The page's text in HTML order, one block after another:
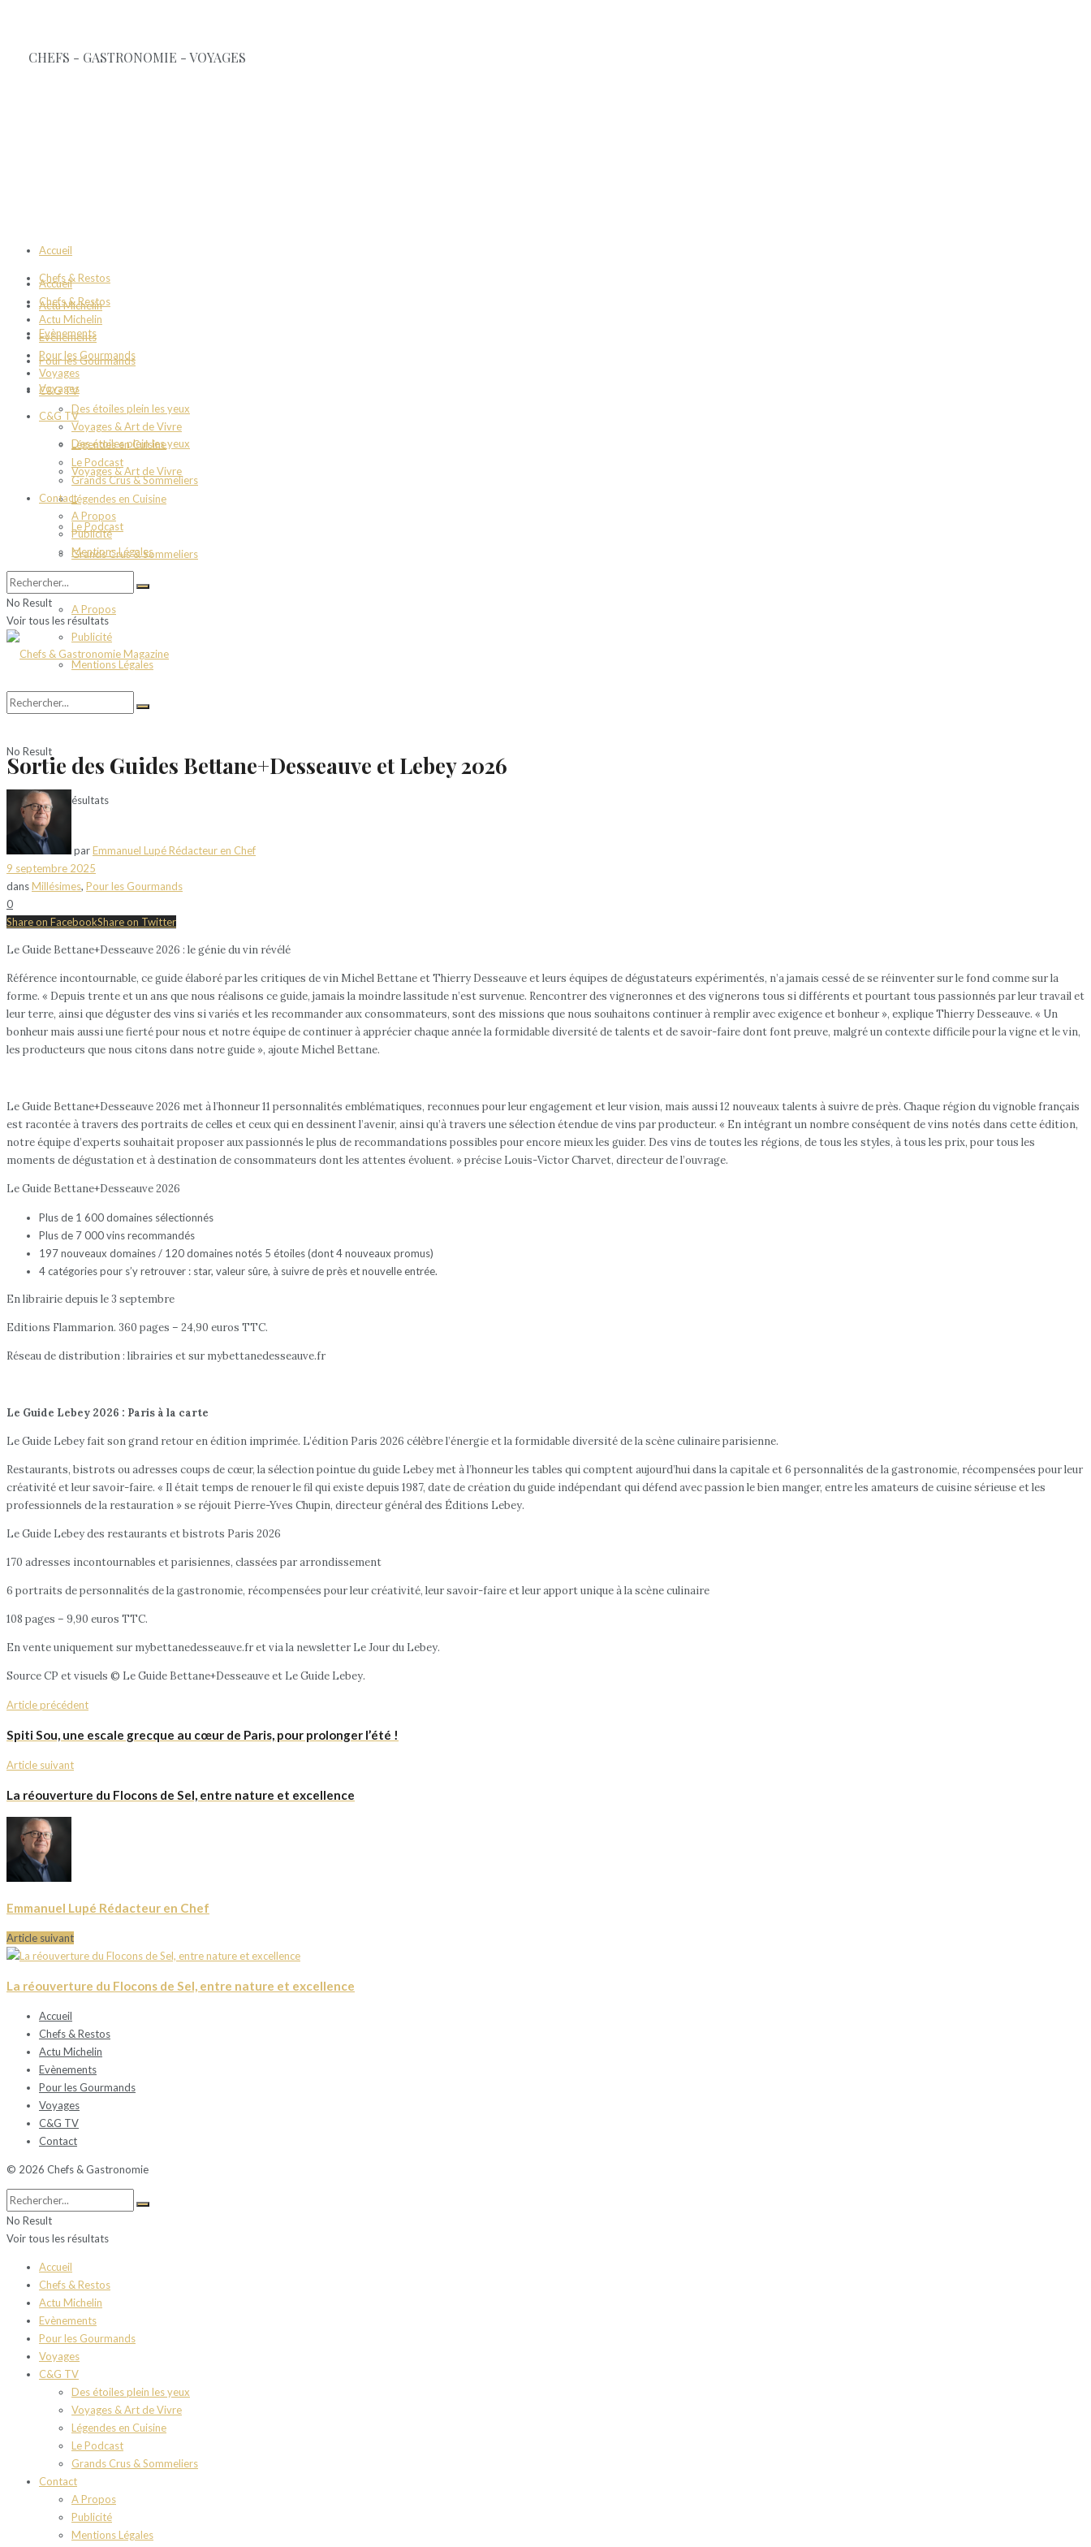
Accueil
Chefs & Restos
Actu Michelin
Evènements
Pour les Gourmands
Voyages
C&G TV
Des étoiles plein les yeux
Voyages & Art de Vivre
Légendes en Cuisine
Le Podcast
Grands Crus & Sommeliers
Contact
A Propos
Publicité
Mentions Légales
Accueil
Chefs & Restos
Actu Michelin
Evènements
Pour les Gourmands
Voyages
C&G TV
Des étoiles plein les yeux
Voyages & Art de Vivre
Légendes en Cuisine
Le Podcast
Grands Crus & Sommeliers
Contact
A Propos
Publicité
Mentions Légales
No Result
Voir tous les résultats
No Result
Voir tous les résultats
Sortie des Guides Bettane+Desseauve et Lebey 2026
parEmmanuel Lupé Rédacteur en Chef
9 septembre 2025
dansMillésimes, Pour les Gourmands
0
Share on FacebookShare on Twitter
Le Guide Bettane+Desseauve 2026 : le génie du vin révélé
Référence incontournable, ce guide élaboré par les critiques de vin Michel Bettane et Thierry Desseauve et leurs équipes de dégustateurs expérimentés, n’a jamais cessé de se réinventer sur le fond comme sur la
forme. « Depuis trente et un ans que nous réalisons ce guide, jamais la moindre lassitude n’est survenue. Rencontrer des vigneronnes et des vignerons tous si différents et pourtant tous passionnés par leur travail et
leur terre, ainsi que déguster des vins si variés et les recommander aux consommateurs, sont des missions que nous souhaitons continuer à remplir avec exigence et bonheur », explique Thierry Desseauve. « Un
bonheur mais aussi une fierté pour nous et notre équipe de continuer à apprécier chaque année la formidable diversité de talents et de savoir-faire dont font preuve, malgré un contexte difficile pour la vigne et le vin,
les producteurs que nous citons dans notre guide », ajoute Michel Bettane.
Le Guide Bettane+Desseauve 2026 met à l’honneur 11 personnalités emblématiques, reconnues pour leur engagement et leur vision, mais aussi 12 nouveaux talents à suivre de près. Chaque région du vignoble français
est racontée à travers des portraits de celles et ceux qui en dessinent l’avenir, ainsi qu’à travers une sélection étendue de vins par producteur. « En intégrant un nombre conséquent de vins notés dans cette édition,
notre équipe d’experts souhaitait proposer aux passionnés le plus de recommandations possibles pour encore mieux les guider. Des vins de toutes les régions, de tous les styles, à tous les prix, pour tous les
moments de dégustation et à destination de consommateurs dont les attentes évoluent. » précise Louis-Victor Charvet, directeur de l’ouvrage.
Le Guide Bettane+Desseauve 2026
Plus de 1 600 domaines sélectionnés
Plus de 7 000 vins recommandés
197 nouveaux domaines / 120 domaines notés 5 étoiles (dont 4 nouveaux promus)
4 catégories pour s’y retrouver : star, valeur sûre, à suivre de près et nouvelle entrée.
En librairie depuis le 3 septembre
Editions Flammarion. 360 pages – 24,90 euros TTC.
Réseau de distribution : librairies et sur mybettanedesseauve.fr
Le Guide Lebey 2026 : Paris à la carte
Le Guide Lebey fait son grand retour en édition imprimée. L’édition Paris 2026 célèbre l’énergie et la formidable diversité de la scène culinaire parisienne.
Restaurants, bistrots ou adresses coups de cœur, la sélection pointue du guide Lebey met à l’honneur les tables qui comptent aujourd’hui dans la capitale et 6 personnalités de la gastronomie, récompensées pour leur
créativité et leur savoir-faire. « Il était temps de renouer le fil qui existe depuis 1987, date de création du guide indépendant qui défend avec passion le bien manger, entre les amateurs de cuisine sérieuse et les
professionnels de la restauration » se réjouit Pierre-Yves Chupin, directeur général des Éditions Lebey.
Le Guide Lebey des restaurants et bistrots Paris 2026
170 adresses incontournables et parisiennes, classées par arrondissement
6 portraits de personnalités de la gastronomie, récompensées pour leur créativité, leur savoir-faire et leur apport unique à la scène culinaire
108 pages – 9,90 euros TTC.
En vente uniquement sur mybettanedesseauve.fr et via la newsletter Le Jour du Lebey.
Source CP et visuels © Le Guide Bettane+Desseauve et Le Guide Lebey.
Article précédent
Spiti Sou, une escale grecque au cœur de Paris, pour prolonger l’été !
Article suivant
La réouverture du Flocons de Sel, entre nature et excellence
Emmanuel Lupé Rédacteur en Chef
Article suivant
La réouverture du Flocons de Sel, entre nature et excellence
Accueil
Chefs & Restos
Actu Michelin
Evènements
Pour les Gourmands
Voyages
C&G TV
Contact
© 2026 Chefs & Gastronomie
No Result
Voir tous les résultats
Accueil
Chefs & Restos
Actu Michelin
Evènements
Pour les Gourmands
Voyages
C&G TV
Des étoiles plein les yeux
Voyages & Art de Vivre
Légendes en Cuisine
Le Podcast
Grands Crus & Sommeliers
Contact
A Propos
Publicité
Mentions Légales